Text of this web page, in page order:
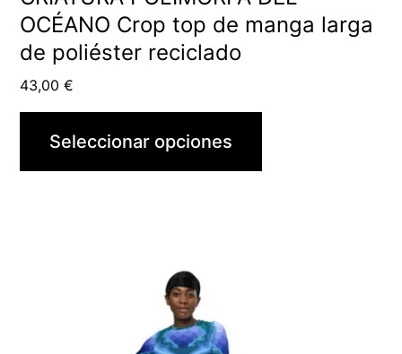
OCÉANO Crop top de manga larga
de poliéster reciclado
43,00€
Seleccionar opciones